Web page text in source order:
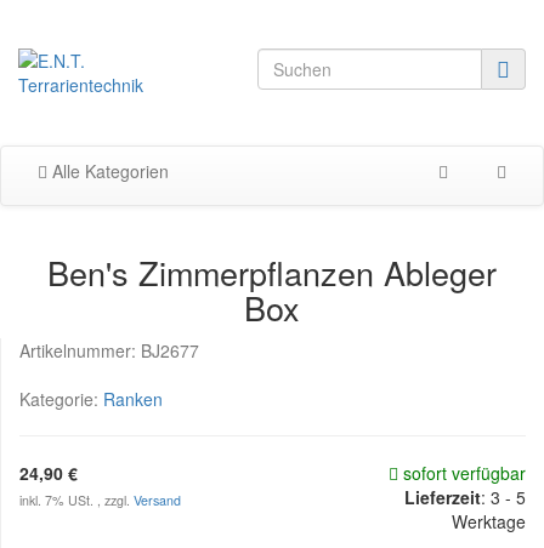
Alle Kategorien
Ben's Zimmerpflanzen Ableger
Box
Artikelnummer: BJ2677
Kategorie: Ranken
24,90 €
inkl. 7% USt. , zzgl. Versand
sofort verfügbar
Lieferzeit: 3 - 5
Werktage